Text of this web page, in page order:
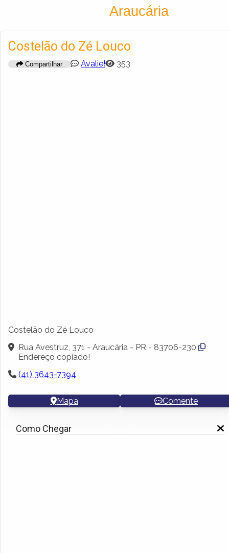
EncontraAraucária
Criar conta
Costelão do Zé Louco
Compartilhar Avalie! 353
Costelão do Zé Louco
Rua Avestruz, 371 - Araucária - PR - 83706-230
Endereço copiado!
(41) 3643-7394
Mapa Comente
Como Chegar